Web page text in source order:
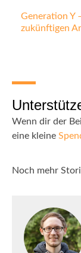
Generation Y
zukünftigen
Wenn dir der
eine kleine
Noch mehr